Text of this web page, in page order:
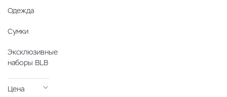
Одежда
Сумки
Эксклюзивные
наборы BLB
Цена